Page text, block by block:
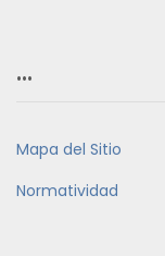
…
Mapa del Sitio
Normatividad